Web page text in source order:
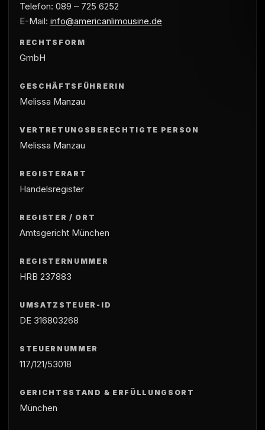
Telefon: 089 – 725 6252
E-Mail: info@americanlimousine.de
RECHTSFORM
GmbH
GESCHÄFTSFÜHRERIN
Melissa Manzau
VERTRETUNGSBERECHTIGTE PERSON
Melissa Manzau
REGISTERART
Handelsregister
REGISTER / ORT
Amtsgericht München
REGISTERNUMMER
HRB 237883
UMSATZSTEUER-ID
DE 316803268
STEUERNUMMER
117/121/53018
GERICHTSSTAND & ERFÜLLUNGSORT
München